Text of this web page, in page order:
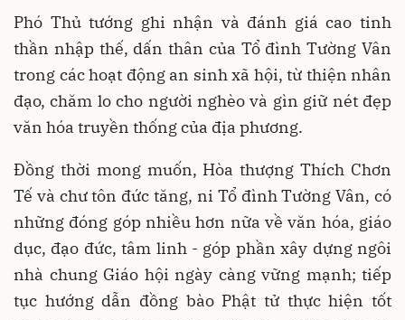
Phó Thủ tướng ghi nhận và đánh giá cao tinh
thần nhập thế, dấn thân của Tổ đình Tường Vân
trong các hoạt động an sinh xã hội, từ thiện nhân
đạo, chăm lo cho người nghèo và gìn giữ nét đẹp
văn hóa truyền thống của địa phương.
Đồng thời mong muốn, Hòa thượng Thích Chơn
Tế và chư tôn đức tăng, ni Tổ đình Tường Vân, có
những đóng góp nhiều hơn nữa về văn hóa, giáo
dục, đạo đức, tâm linh - góp phần xây dựng ngôi
nhà chung Giáo hội ngày càng vững mạnh; tiếp
tục hướng dẫn đồng bào Phật tử thực hiện tốt